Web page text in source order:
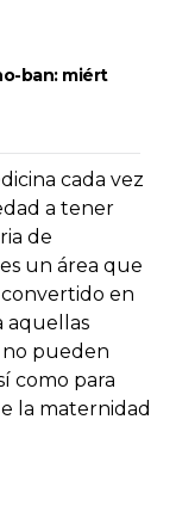
cada vez
a tener
de
un área que
convertido en
aquellas
no pueden
como para
la maternidad
ban: miért